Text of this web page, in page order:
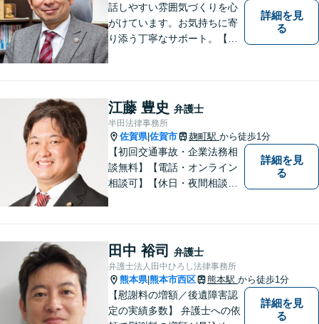
話しやすい雰囲気づくりを心
がけています。お気持ちに寄
り添う丁寧なサポート。【借
用】証拠集めから手厚くサポ
ート。企業からのご相談も承
ります【交通事故】弁護士費
用特約の利用可【夜間・休日
面談可】
詳細を見
る
江藤 豊史 弁護士
半田法律事務所
佐賀県|佐賀市 麹町駅 から徒歩1分
【初回交通事故・企業法務相
談無料】【電話・オンライン
相談可】【休日・夜間相談
詳細を見
る
田中 裕司 弁護士
弁護士法人田中ひろし法律事務所
熊本県|熊本市西区 熊本駅 から徒歩1分
【慰謝料の増額／後遺障害認
定の実績多数】 弁護士への依
詳細を見
る